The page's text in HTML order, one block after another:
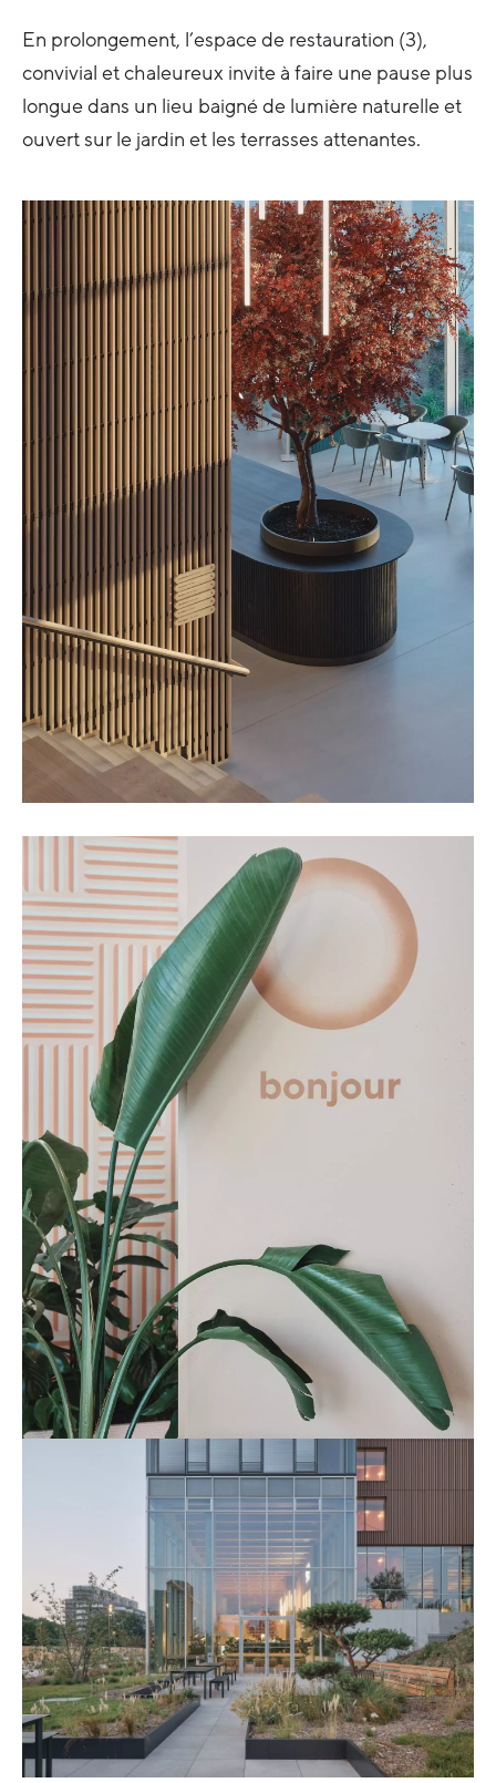
En prolongement, l’espace de restauration (3),
convivial et chaleureux invite à faire une pause plus
longue dans un lieu baigné de lumière naturelle et
ouvert sur le jardin et les terrasses attenantes.